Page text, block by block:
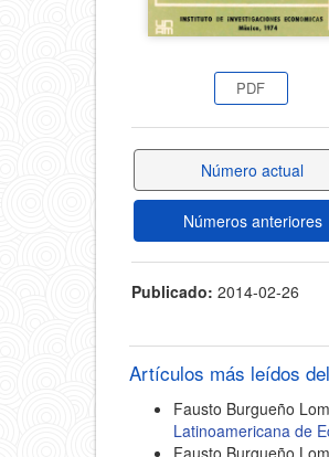
PDF
Número actual
Números anteriores
Publicado: 2014-02-26
Artículos más leídos
Fausto Burgueño
Latinoamericana de
Fausto Burgueño